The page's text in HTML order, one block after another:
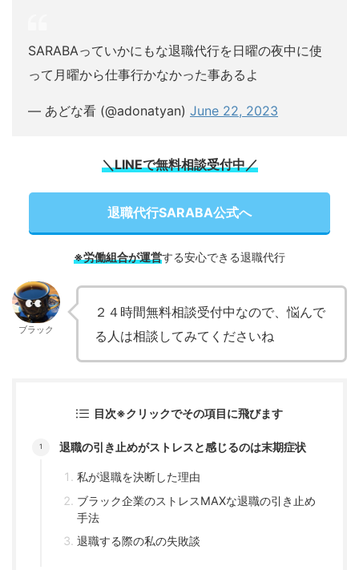
SARABAっていかにもな退職代行を日曜の夜中に使
って月曜から仕事行かなかった事あるよ
— あどな看 (@adonatyan) June 22, 2023
＼LINEで無料相談受付中／
退職代行SARABA公式へ
※労働組合が運営する安心できる退職代行
ブラック
２４時間無料相談受付中なので、悩んで
る人は相談してみてくださいね
目次※クリックでその項目に飛びます
退職の引き止めがストレスと感じるのは末期症状
私が退職を決断した理由
ブラック企業のストレスMAXな退職の引き止め
手法
退職する際の私の失敗談